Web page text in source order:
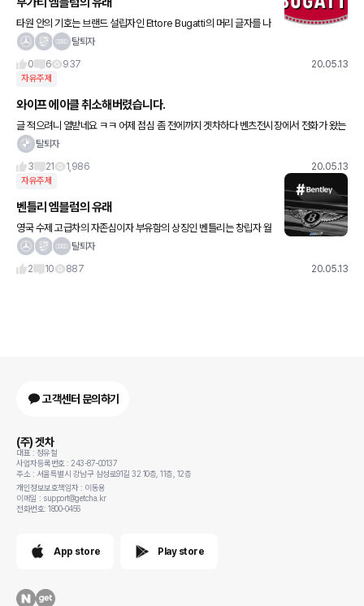
타원 안의 기호는 브랜드 설립자인 Ettore Bugatti의 머리 글자를 나
타냅니다. 붉은 타원의 가장자리를 감싸고 있는 60개의 점들에는 두
탈퇴자
0
6 937 20.05.13
자유주제
와이프 에이클 취소해버렸습니다.
글 적으려니 열받네요 ㅋㅋ 어제 점심 좀 전에까지 겟차하다 벤츠전시장에서 전화가 왔는
데 지점장 할인 50받고 한 달 기다리겠다고해서 그렇게 처기가 된줄알았는데 말같지도
탈퇴자
3
21 1,986 20.05.13
자유주제
벤틀리 엠블럼의 유래
영국 수제 고급차의 자존심이자 부유함의 상징인 벤틀리는 창립자 월
터 오언 벤틀리의 이름에서 그대로 따온 대표적인 영국 자동차 메이
탈퇴자
2
10 887 20.05.13
고객센터 문의하기
(주) 겟차
대표 : 정유철
사업자등록번호 : 243-87-00137
주소 : 서울특별시 강남구 삼성로91길 32 10층, 11층, 12층
개인정보보호책임자 : 이동용
이메일 : support@getcha.kr
전화번호: 1800-0456
App store Play store